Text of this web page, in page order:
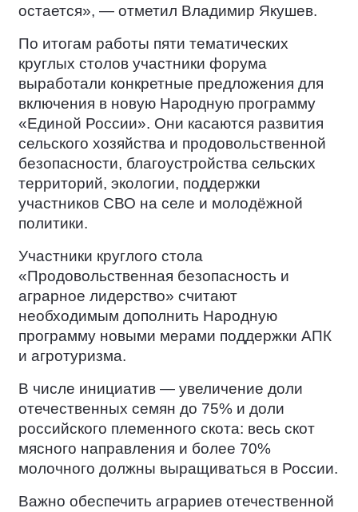
остается», — отметил Владимир Якушев.
По итогам работы пяти тематических
круглых столов участники форума
выработали конкретные предложения для
включения в новую Народную программу
«Единой России». Они касаются развития
сельского хозяйства и продовольственной
безопасности, благоустройства сельских
территорий, экологии, поддержки
участников СВО на селе и молодёжной
политики.
Участники круглого стола
«Продовольственная безопасность и
аграрное лидерство» считают
необходимым дополнить Народную
программу новыми мерами поддержки АПК
и агротуризма.
В числе инициатив — увеличение доли
отечественных семян до 75% и доли
российского племенного скота: весь скот
мясного направления и более 70%
молочного должны выращиваться в России.
Важно обеспечить аграриев отечественной